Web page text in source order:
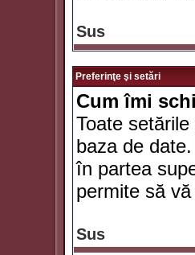
Sus
Preferinţe şi setări
Cum îmi
Toate
baza de
în partea
permite să
Sus